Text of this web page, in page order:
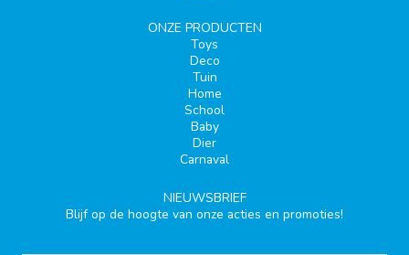
ONZE PRODUCTEN
Toys
Deco
Tuin
Home
School
Baby
Dier
Carnaval
NIEUWSBRIEF
Blijf op de hoogte van onze acties en promoties!